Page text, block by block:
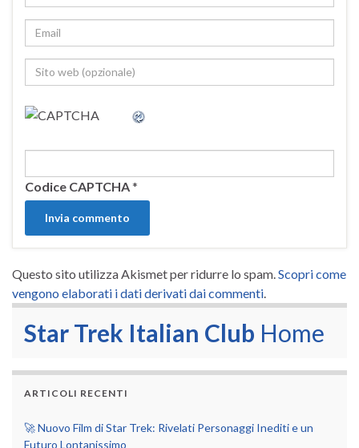
Codice CAPTCHA*
Questo sito utilizza Akismet per ridurre lo spam.Scopri come
vengono elaborati i dati derivati dai commenti.
Star Trek Italian Club Home
ARTICOLI RECENTI
🚀 Nuovo Film di Star Trek: Rivelati Personaggi Inediti e un
Futuro Lontanissimo